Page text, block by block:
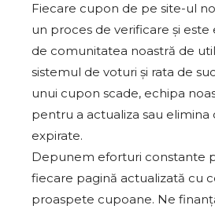
Fiecare cupon de pe site-ul
un proces de verificare și
de comunitatea noastră de
sistemul de voturi și rata de
unui cupon scade, echipa
pentru a actualiza sau elimina
expirate.
Depunem eforturi constante
fiecare pagină actualizată cu
proaspete cupoane. Ne